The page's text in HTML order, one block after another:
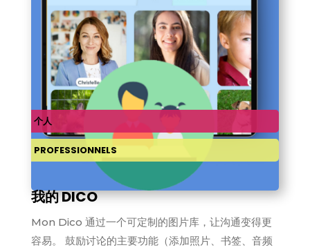
PROFESSIONNELS
个人
我的 DICO
Mon Dico 通过一个可定制的图片库，让沟通变得更
容易。 鼓励讨论的主要功能（添加照片、书签、音频